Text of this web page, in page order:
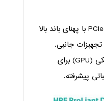
– مجهز به اسلات‌های PCIe Gen5 با پهنای باند بالا
جانبی.
– پشتیبانی از کارت‌های گرافیکی (GPU) برای
پیشرفته.